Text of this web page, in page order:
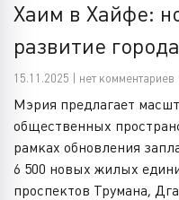
Хаим в Хайфе:
развитие города
15.11.2025 | нет комментариев
Мэрия предлагает
общественных
рамках обновления
6 500 новых жилых
проспектов Трумана,